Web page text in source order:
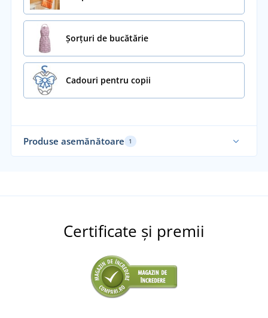
Șorțuri de bucătărie
Cadouri pentru copii
Produse asemănătoare 1
Certificate și premii